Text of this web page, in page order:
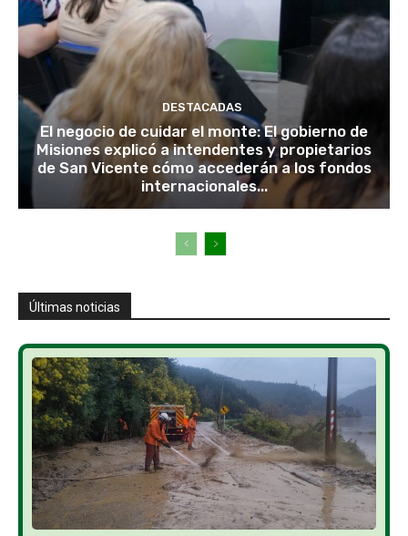
DESTACADAS
El negocio de cuidar el monte: El gobierno de
Misiones explicó a intendentes y propietarios
de San Vicente cómo accederán a los fondos
internacionales...
Últimas noticias